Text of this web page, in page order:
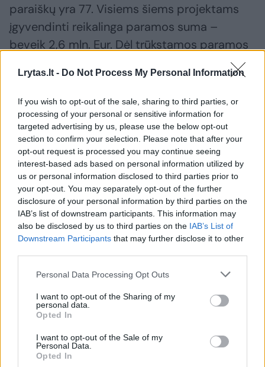
Lrytas.lt - Do Not Process My Personal Information
If you wish to opt-out of the sale, sharing to third parties, or
processing of your personal or sensitive information for
targeted advertising by us, please use the below opt-out
section to confirm your selection. Please note that after your
opt-out request is processed you may continue seeing
interest-based ads based on personal information utilized by
us or personal information disclosed to third parties prior to
your opt-out. You may separately opt-out of the further
disclosure of your personal information by third parties on the
IAB’s list of downstream participants. This information may
also be disclosed by us to third parties on the IAB’s List of
Downstream Participants that may further disclose it to other
Personal Data Processing Opt Outs
I want to opt-out of the Sharing of my
personal data.
Opted In
I want to opt-out of the Sale of my
Personal Data.
Opted In
paraiškų yra 77. Visiems šiems projektams
įgyvendinti reikalinga paramos suma –
beveik 2,6 mln. Eur. Dėl trūkstamos paramos
šiems projektams NMA kreipsis į Žemės ūkio
ministeriją, kuri priims sprendimą, ar bus
skirta papildomų paramos lėšų jiems
įgyvendinti.
Dar 82 projektams, surinkusiems mažiau nei
51 balą, paramos lėšų nepakako.
Su paraiškų, pateiktų pagal Lietuvos kaimo
plėtros 2014–2020 metų programos (KPP)
priemonės „Ūkio ir verslo plėtra“ veiklos sritį
prioritetine eile galima susipažinti čia.
Primename, kad pagal KPP veiklos sritį dėl
paramos galėjo kreiptis ne vyresni nei 40
metų (paraiškos teikimo metu dar nėra suėję